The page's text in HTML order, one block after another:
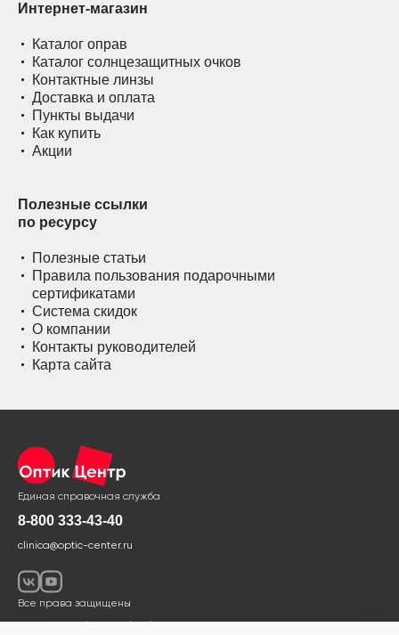
Интернет-магазин
Каталог оправ
Каталог солнцезащитных очков
Контактные линзы
Доставка и оплата
Пункты выдачи
Как купить
Акции
Полезные ссылки
по ресурсу
Полезные статьи
Правила пользования подарочными
сертификатами
Система скидок
О компании
Контакты руководителей
Карта сайта
Единая справочная служба
8-800 333-43-40
clinica@optic-center.ru
Все права защищены
Политика в области обработки и защиты персональных данных